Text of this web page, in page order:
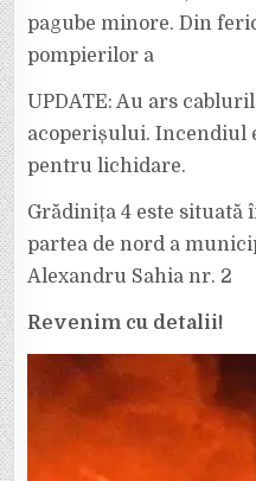
pagube minore. Din
pompierilor a
UPDATE: Au ars
acoperișului. Incendiul
pentru lichidare.
Grădinița 4 este situată
partea de nord a
Alexandru Sahia nr. 2
Revenim cu detalii!